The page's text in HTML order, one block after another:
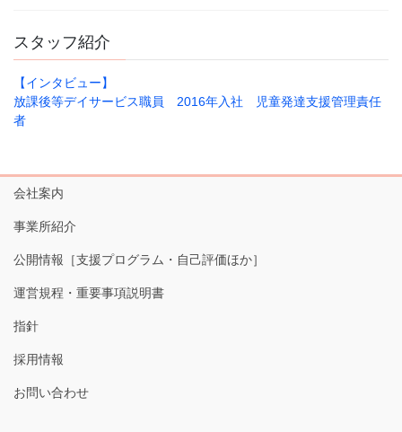
スタッフ紹介
【インタビュー】
放課後等デイサービス職員 2016年入社 児童発達支援管理責任
者
会社案内
事業所紹介
公開情報［支援プログラム・自己評価ほか］
運営規程・重要事項説明書
指針
採用情報
お問い合わせ